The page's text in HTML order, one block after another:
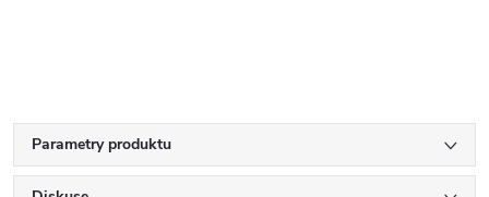
Parametry produktu